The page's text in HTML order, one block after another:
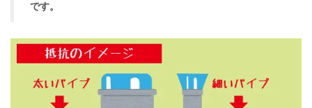
です。